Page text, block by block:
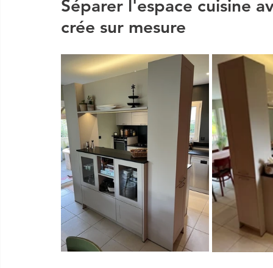
Séparer l'espace cuisine
crée sur mesure